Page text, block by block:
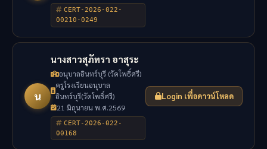
CERT-2026-022-
00210-0249
น
นางสาวสุภัทรา อาสุระ
อนุบาลอินทร์บุรี (วัดโพธิ์ศรี)
ครูโรงเรียนอนุบาล
อินทร์บุรี(วัดโพธิ์ศรี)
21 มิถุนายน พ.ศ.2569
CERT-2026-022-
00168
Login เพื่อดาวน์โหลด